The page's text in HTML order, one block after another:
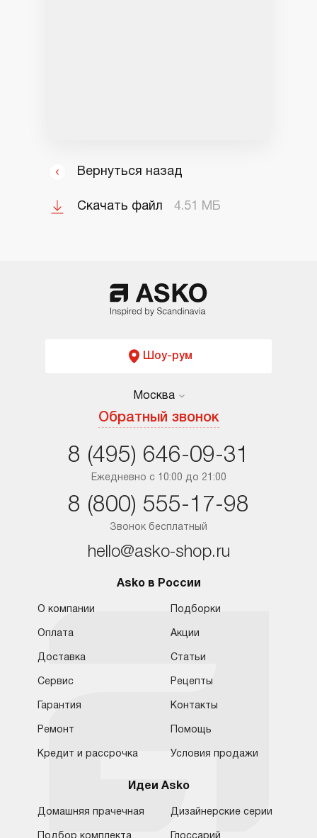
Вернуться назад
Скачать файл 4.51 МБ
Шоу-рум
Москва
Обратный звонок
Москва
Ростов-на-Дону
Ежедневно с 10:00 до 21:00
8 (495) 646-09-31
Звонок бесплатный
8 (800) 555-17-98
hello@asko-shop.ru
Asko в России
О компании
Оплата
Доставка
Сервис
Гарантия
Ремонт
Кредит и рассрочка
Подборки
Акции
Статьи
Рецепты
Контакты
Помощь
Условия продажи
Идеи Asko
Домашняя прачечная Дизайнерские серии